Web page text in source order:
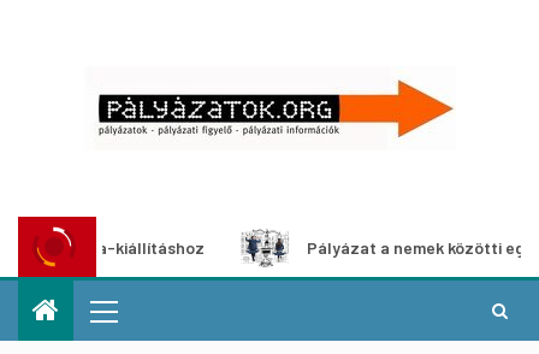
kiállításhoz Pályázat a nemek közötti